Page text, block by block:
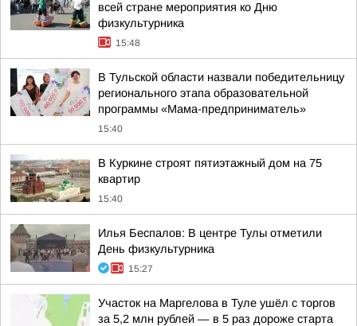
всей стране мероприятия ко Дню
физкультурника
15:48
В Тульской области назвали победительницу
регионального этапа образовательной
программы «Мама-предприниматель»
15:40
В Куркине строят пятиэтажный дом на 75
квартир
15:40
Илья Беспалов: В центре Тулы отметили
День физкультурника
15:27
Участок на Маргелова в Туле ушёл с торгов
за 5,2 млн рублей — в 5 раз дороже старта